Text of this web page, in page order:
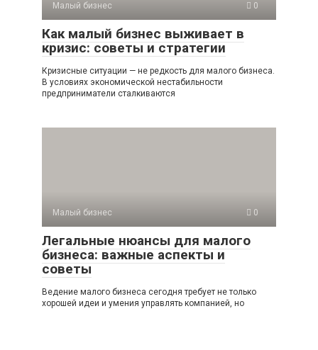
Малый бизнес 0
Как малый бизнес выживает в
кризис: советы и стратегии
Кризисные ситуации — не редкость для малого бизнеса.
В условиях экономической нестабильности
предприниматели сталкиваются
Малый бизнес 0
Легальные нюансы для малого
бизнеса: важные аспекты и
советы
Ведение малого бизнеса сегодня требует не только
хорошей идеи и умения управлять компанией, но